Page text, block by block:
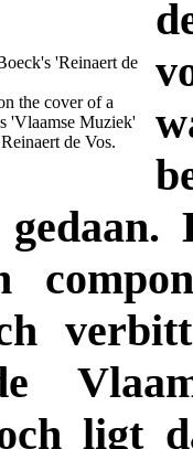
'Reinaert de
the cover of a
'Vlaamse Muziek'
de Vos.
ligt